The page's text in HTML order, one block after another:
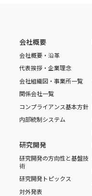
会社概要
会社概要・沿革
代表挨拶・企業理念
会社組織図・事業所一覧
関係会社一覧
コンプライアンス基本方針
内部統制システム
研究開発
研究開発の方向性と基盤技
術
研究開発トピックス
対外発表